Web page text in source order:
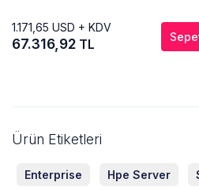
1.171,65 USD + KDV
67.316,92 TL
Ürün Etiketleri
Enterprise Hpe Server